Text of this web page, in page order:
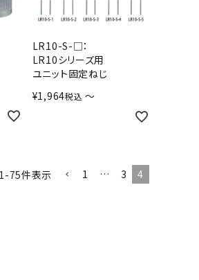
LR10-S-□：
LR10シリーズ用
ユニット固定ねじ
¥1,964税込 〜
-75件表示 1 … 3 4